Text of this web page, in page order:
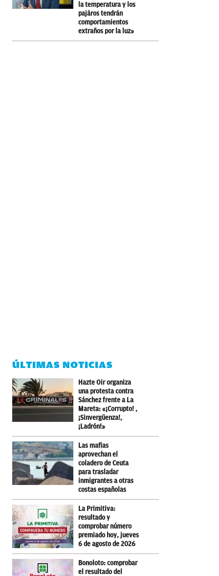
la temperatura y los
pajáros tendrán
comportamientos
extraños por la luz»
ÚLTIMAS NOTICIAS
Hazte Oir organiza
una protesta contra
Sánchez frente a La
Mareta: «¡Corrupto! ,
¡Sinvergüenza!,
¡Ladrón!»
Las mafias
aprovechan el
coladero de Ceuta
para trasladar
inmigrantes a otras
costas españolas
La Primitiva:
resultado y
comprobar número
premiado hoy, jueves
6 de agosto de 2026
Bonoloto: comprobar
el resultado del